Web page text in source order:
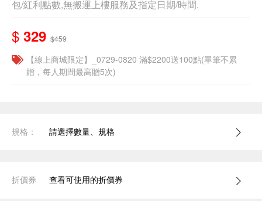
包/紅利點數,無搬運上樓服務及指定日期/時間.
$ 329 $459
【線上商城限定】_0729-0820 滿$2200送100點(單筆不累
贈，每人期間最高贈5次)
規格： 請選擇數量、規格
折價券 查看可使用的折價券